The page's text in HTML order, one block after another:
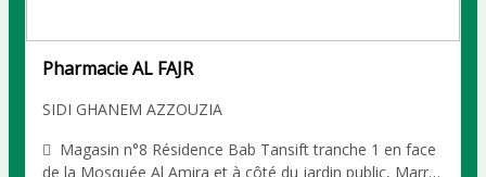
Pharmacie AL FAJR
SIDI GHANEM AZZOUZIA
Magasin n°8 Résidence Bab Tansift tranche 1 en face
de la Mosquée Al Amira et à côté du jardin public, Marra